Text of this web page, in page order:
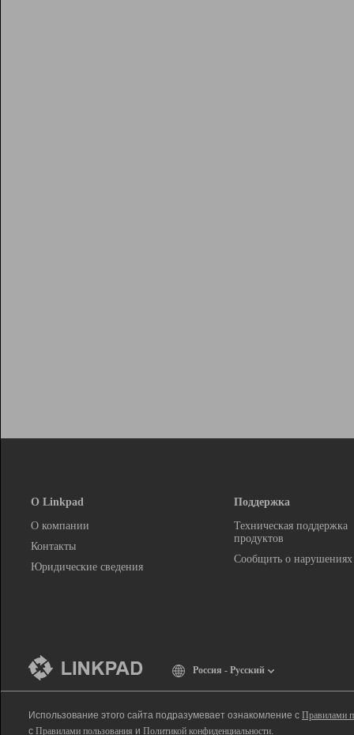
О Linkpad
О компании
Контакты
Юридические сведения
Поддержка
Техническая поддержка
продуктов
Сообщить о нарушениях
Россия - Русский
Использование этого сайта подразумевает ознакомление с Правилами
с Правилами пользования и Политикой конфиденциальности.